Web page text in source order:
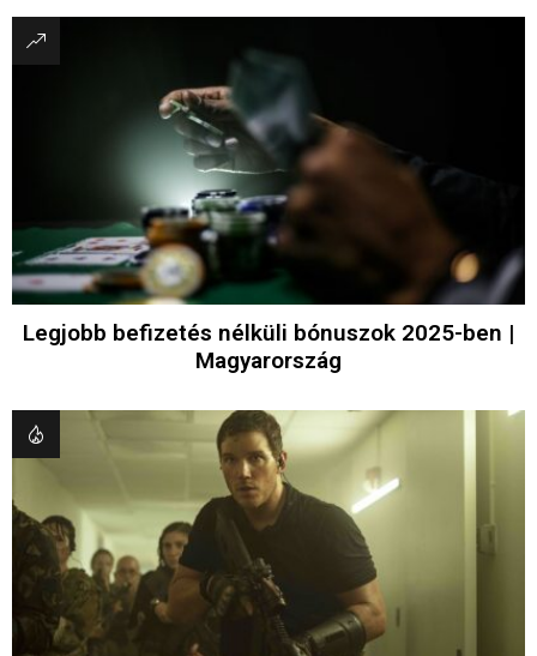
Legjobb befizetés nélküli bónuszok 2025-ben |
Magyarország